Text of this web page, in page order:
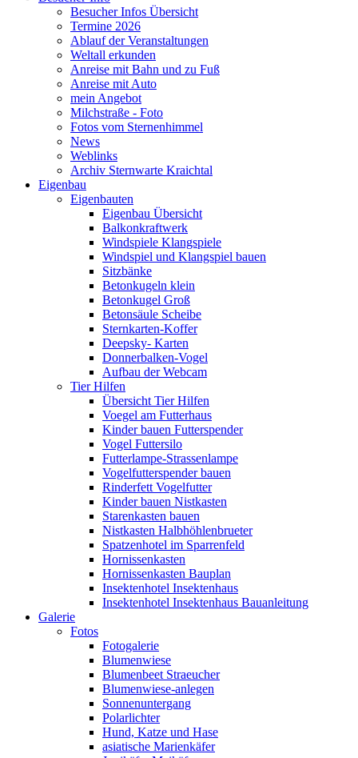
Besucher Infos Übersicht
Termine 2026
Ablauf der Veranstaltungen
Weltall erkunden
Anreise mit Bahn und zu Fuß
Anreise mit Auto
mein Angebot
Milchstraße - Foto
Fotos vom Sternenhimmel
News
Weblinks
Archiv Sternwarte Kraichtal
Eigenbau
Eigenbauten
Eigenbau Übersicht
Balkonkraftwerk
Windspiele Klangspiele
Windspiel und Klangspiel bauen
Sitzbänke
Betonkugeln klein
Betonkugel Groß
Betonsäule Scheibe
Sternkarten-Koffer
Deepsky- Karten
Donnerbalken-Vogel
Aufbau der Webcam
Tier Hilfen
Übersicht Tier Hilfen
Voegel am Futterhaus
Kinder bauen Futterspender
Vogel Futtersilo
Futterlampe-Strassenlampe
Vogelfutterspender bauen
Rinderfett Vogelfutter
Kinder bauen Nistkasten
Starenkasten bauen
Nistkasten Halbhöhlenbrueter
Spatzenhotel im Sparrenfeld
Hornissenkasten
Hornissenkasten Bauplan
Insektenhotel Insektenhaus
Insektenhotel Insektenhaus Bauanleitung
Galerie
Fotos
Fotogalerie
Blumenwiese
Blumenbeet Straeucher
Blumenwiese-anlegen
Sonnenuntergang
Polarlichter
Hund, Katze und Hase
asiatische Marienkäfer